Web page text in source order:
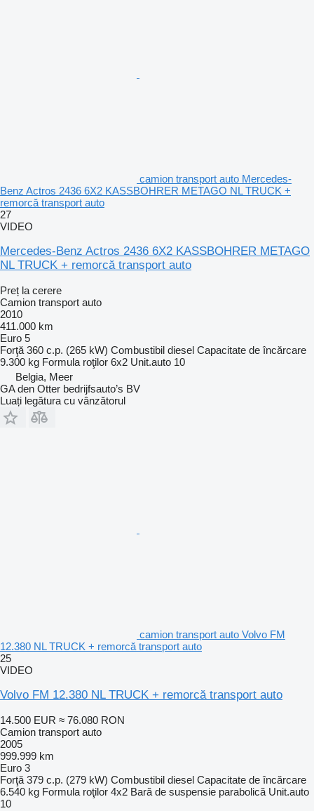
camion transport auto Mercedes-
Benz Actros 2436 6X2 KASSBOHRER METAGO NL TRUCK +
remorcă transport auto
27
VIDEO
Mercedes-Benz Actros 2436 6X2 KASSBOHRER METAGO
NL TRUCK + remorcă transport auto
Preț la cerere
Camion transport auto
2010
411.000 km
Euro 5
Forţă 360 c.p. (265 kW) Combustibil diesel Capacitate de încărcare
9.300 kg Formula roţilor 6x2 Unit.auto 10
Belgia, Meer
GA den Otter bedrijfsauto’s BV
Luați legătura cu vânzătorul
camion transport auto Volvo FM
12.380 NL TRUCK + remorcă transport auto
25
VIDEO
Volvo FM 12.380 NL TRUCK + remorcă transport auto
14.500 EUR ≈ 76.080 RON
Camion transport auto
2005
999.999 km
Euro 3
Forţă 379 c.p. (279 kW) Combustibil diesel Capacitate de încărcare
6.540 kg Formula roţilor 4x2 Bară de suspensie parabolică Unit.auto
10